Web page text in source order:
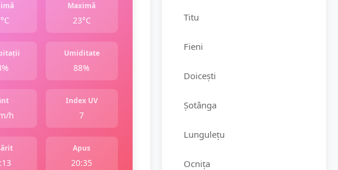
Maximă
23°C
Umiditate
88%
h
Index UV
7
Apus
20:35
Titu
Fieni
Doicești
Șotânga
Lungulețu
Ocnița